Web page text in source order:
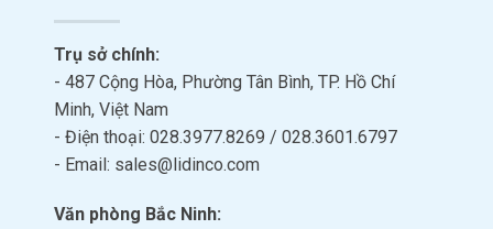
Trụ sở chính:
- 487 Cộng Hòa, Phường Tân Bình, TP. Hồ Chí
Minh, Việt Nam
- Điện thoại: 028.3977.8269 / 028.3601.6797
- Email: sales@lidinco.com
Văn phòng Bắc Ninh: